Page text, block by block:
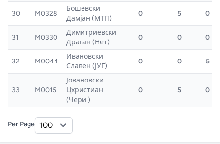
30 M0328
Бошевски
Дамјан (МТП)
0 5 0
31 M0330
Димитриевски
Драган (Нет)
0 0 0
32 M0044
Ивановски
Славен (ЈУГ)
0 0 5
33 M0015
Јовановски
Цхристиан
(Чери )
0 5 0
Per Page